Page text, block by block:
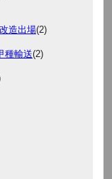
造出場(2)
種輸送(2)